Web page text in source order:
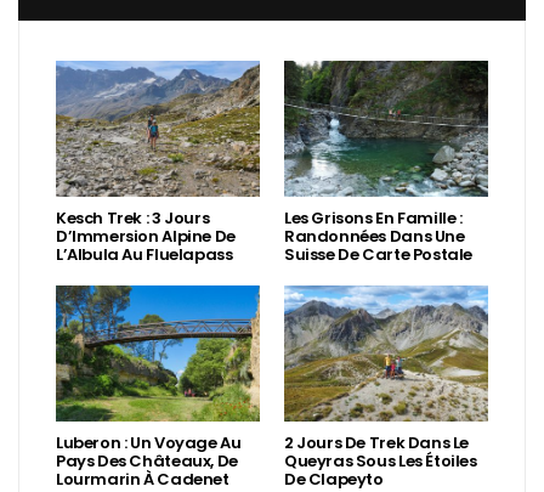
Kesch Trek : 3 Jours
D’Immersion Alpine De
L’Albula Au Fluelapass
Les Grisons En Famille :
Randonnées Dans Une
Suisse De Carte Postale
Luberon : Un Voyage Au
Pays Des Châteaux, De
Lourmarin À Cadenet
2 Jours De Trek Dans Le
Queyras Sous Les Étoiles
De Clapeyto